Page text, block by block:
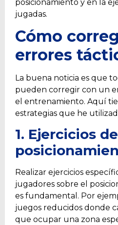
posicionamiento y en la
jugadas.
Cómo
errores
La buena noticia es que
pueden corregir con un
el entrenamiento. Aquí
estrategias que he
1. Ejercicios de
Realizar ejercicios
jugadores sobre el
es fundamental. Por
juegos reducidos donde
que ocupar una zona